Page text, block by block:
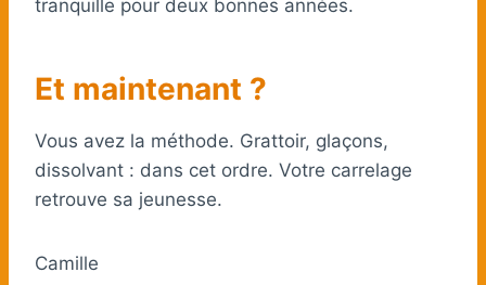
tranquille pour deux bonnes années.
Et maintenant ?
Vous avez la méthode. Grattoir, glaçons,
dissolvant : dans cet ordre. Votre carrelage
retrouve sa jeunesse.
Camille